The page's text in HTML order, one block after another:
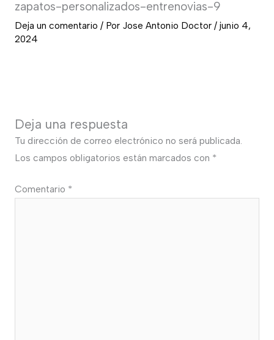
zapatos-personalizados-entrenovias-9
Deja un comentario / Por Jose Antonio Doctor / junio 4,
2024
Deja una respuesta
Tu dirección de correo electrónico no será publicada.
Los campos obligatorios están marcados con *
Comentario *